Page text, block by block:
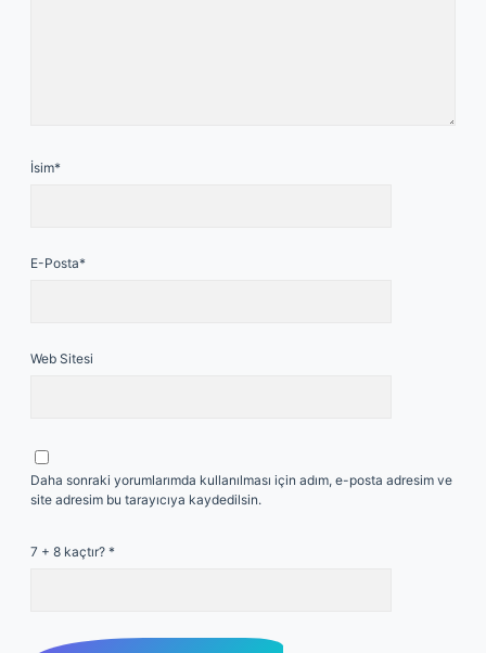
İsim*
E-Posta*
Web Sitesi
Daha sonraki yorumlarımda kullanılması için adım, e-posta adresim ve
site adresim bu tarayıcıya kaydedilsin.
7 + 8 kaçtır? *